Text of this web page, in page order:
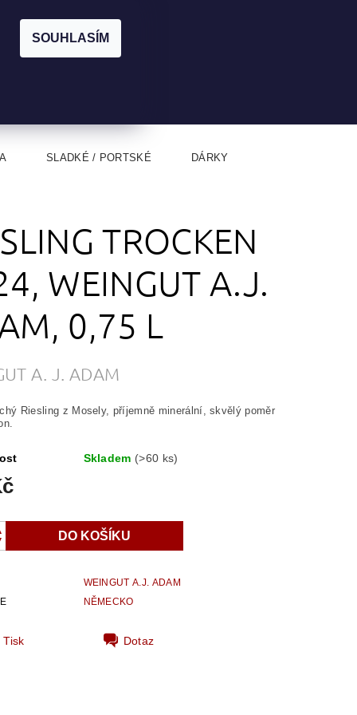
SLADKÉ / PORTSKÉ DÁRKY
TROCKEN
WEINGUT A.J.
0,75 L
A. J. ADAM
Riesling z Mosely, příjemně minerální, skvělý poměr
Skladem (>60 ks)
WEINGUT A.J. ADAM
NĚMECKO
Tisk Dotaz
SOUHLASÍM